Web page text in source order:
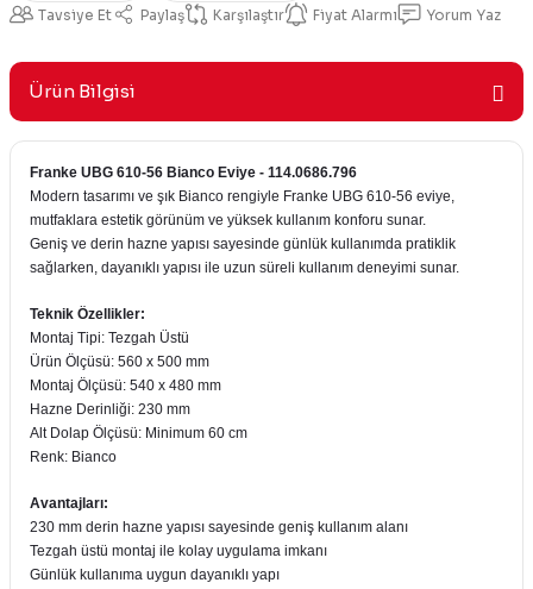
Tavsiye Et Paylaş Karşılaştır Fiyat Alarmı Yorum Yaz
Ürün Bilgisi
Franke UBG 610-56 Bianco Eviye - 114.0686.796
Modern tasarımı ve şık Bianco rengiyle Franke UBG 610-56 eviye,
mutfaklara estetik görünüm ve yüksek kullanım konforu sunar.
Geniş ve derin hazne yapısı sayesinde günlük kullanımda pratiklik
sağlarken, dayanıklı yapısı ile uzun süreli kullanım deneyimi sunar.
Teknik Özellikler:
Montaj Tipi: Tezgah Üstü
Ürün Ölçüsü: 560 x 500 mm
Montaj Ölçüsü: 540 x 480 mm
Hazne Derinliği: 230 mm
Alt Dolap Ölçüsü: Minimum 60 cm
Renk: Bianco
Avantajları:
230 mm derin hazne yapısı sayesinde geniş kullanım alanı
Tezgah üstü montaj ile kolay uygulama imkanı
Günlük kullanıma uygun dayanıklı yapı